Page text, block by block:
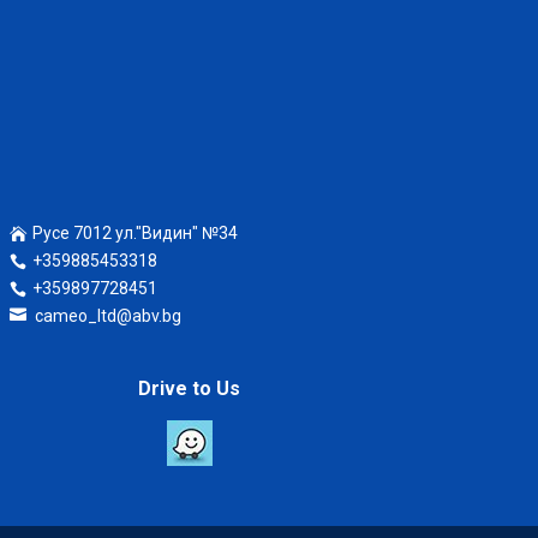
Русе 7012 ул."Видин" №34
+359885453318
+359897728451
cameo_ltd@abv.bg
Drive to Us